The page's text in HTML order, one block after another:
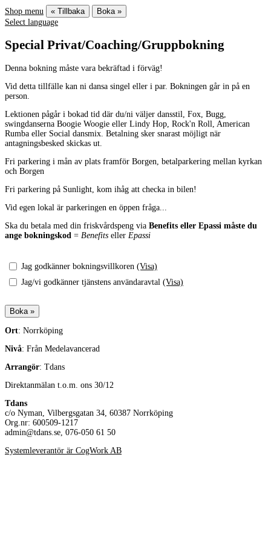
Shop menu « Tillbaka
Boka »
Select language
Special Privat/Coaching/Gruppbokning
Denna bokning måste vara bekräftad i förväg!
Vid detta tillfälle kan ni dansa singel eller i par. Bokningen går in på en
person.
Lektionen pågår i bokad tid där du/ni väljer dansstil, Fox, Bugg,
swingdanserna Boogie Woogie eller Lindy Hop, Rock'n Roll, American
Rumba eller Social dansmix. Betalning sker snarast möjligt när
antagningsbesked skickas ut.
Fri parkering i mån av plats framför Borgen, betalparkering mellan kyrkan
och Borgen
Fri parkering på Sunlight, kom ihåg att checka in bilen!
Vid egen lokal är parkeringen en öppen fråga...
Ska du betala med din friskvårdspeng via Benefits eller Epassi måste du
ange bokningskod = Benefits eller Epassi
Jag godkänner bokningsvillkoren (Visa)
Jag/vi godkänner tjänstens användaravtal (Visa)
Ort: Norrköping
Nivå: Från Medelavancerad
Arrangör: Tdans
Direktanmälan t.o.m. ons 30/12
Tdans
c/o Nyman, Vilbergsgatan 34, 60387 Norrköping
Org.nr: 600509-1217
admin@tdans.se, 076-050 61 50
Systemleverantör är CogWork AB